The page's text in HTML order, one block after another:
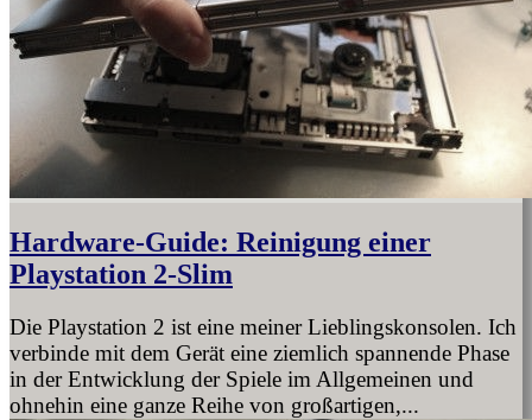
Hardware-Guide: Reinigung einer
Playstation 2-Slim
Die Playstation 2 ist eine meiner Lieblingskonsolen. Ich
verbinde mit dem Gerät eine ziemlich spannende Phase
in der Entwicklung der Spiele im Allgemeinen und
ohnehin eine ganze Reihe von großartigen,...